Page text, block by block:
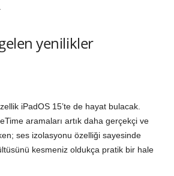
yenilikler
iPadOS 15’te de hayat bulacak.
aramaları artık daha gerçekçi ve
ses izolasyonu özelliği sayesinde
kesmeniz oldukça pratik bir hale